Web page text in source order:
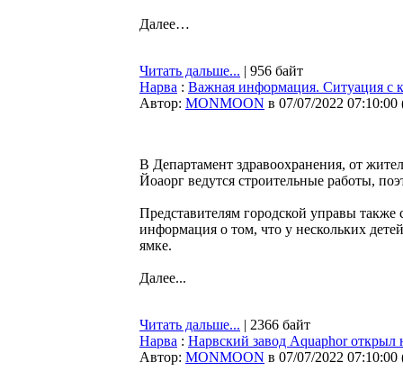
Далее…
Читать дальше... | 956 байт
Нарва : Важная информация. Ситуация с
Автор: MONMOON в 07/07/2022 07:10:00
В Департамент здравоохранения, от
Йоаорг ведутся строительные работы,
Представителям городской управы также
информация о том, что у нескольких
ямке.
Далее...
Читать дальше... | 2366 байт
Нарва : Нарвский завод Aquaphor открыл
Автор: MONMOON в 07/07/2022 07:10:00